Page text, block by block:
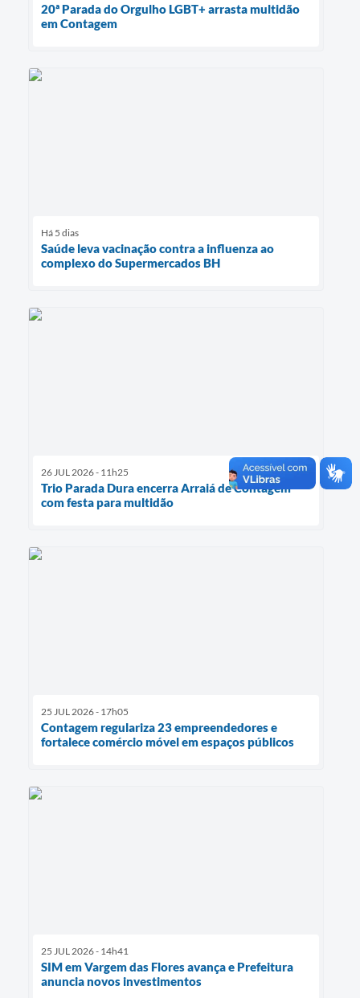
20ª Parada do Orgulho LGBT+ arrasta multidão
em Contagem
Há 5 dias
Saúde leva vacinação contra a influenza ao
complexo do Supermercados BH
26 JUL 2026 - 11h25
Trio Parada Dura encerra Arraiá de Contagem
com festa para multidão
25 JUL 2026 - 17h05
Contagem regulariza 23 empreendedores e
fortalece comércio móvel em espaços públicos
25 JUL 2026 - 14h41
SIM em Vargem das Flores avança e Prefeitura
anuncia novos investimentos